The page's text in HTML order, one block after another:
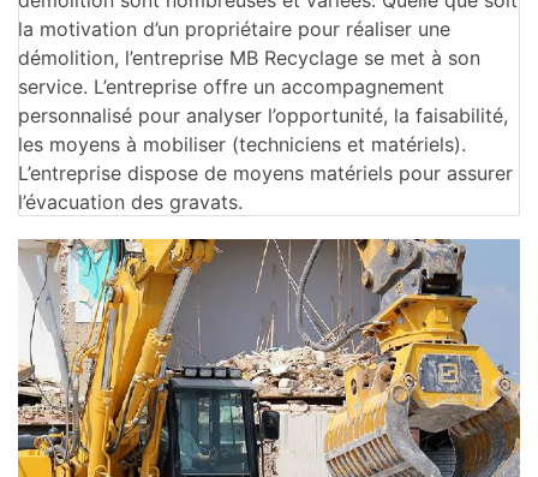
la motivation d’un propriétaire pour réaliser une
démolition, l’entreprise MB Recyclage se met à son
service. L’entreprise offre un accompagnement
personnalisé pour analyser l’opportunité, la faisabilité,
les moyens à mobiliser (techniciens et matériels).
L’entreprise dispose de moyens matériels pour assurer
l’évacuation des gravats.